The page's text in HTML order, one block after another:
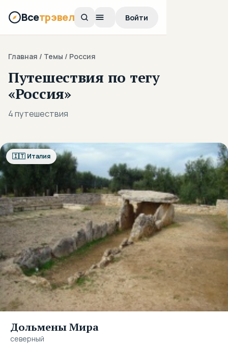
Всетрэвел Войти
Главная / Темы / Россия
Путешествия по тегу
«Россия»
4 путешествия
🇮🇹 Италия
Дольмены Мира
северный